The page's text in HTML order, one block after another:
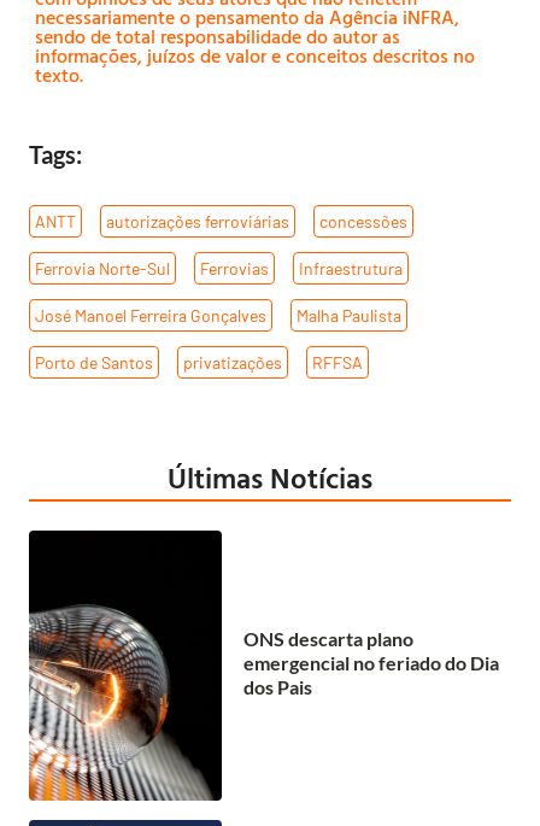
necessariamente o pensamento da Agência iNFRA,
sendo de total responsabilidade do autor as
informações, juízos de valor e conceitos descritos no
texto.
Tags:
ANTT autorizações ferroviárias concessões
Ferrovia Norte-Sul Ferrovias Infraestrutura
José Manoel Ferreira Gonçalves Malha Paulista
Porto de Santos privatizações RFFSA
Últimas Notícias
ONS descarta plano
emergencial no feriado do Dia
dos Pais